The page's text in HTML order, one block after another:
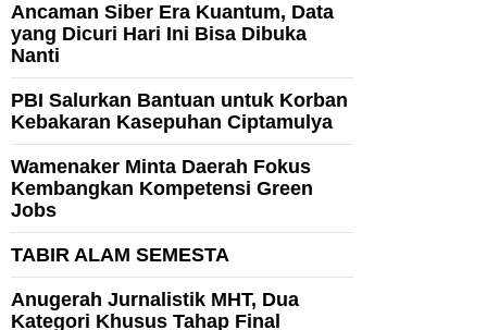
Ancaman Siber Era Kuantum, Data
yang Dicuri Hari Ini Bisa Dibuka
Nanti
PBI Salurkan Bantuan untuk Korban
Kebakaran Kasepuhan Ciptamulya
Wamenaker Minta Daerah Fokus
Kembangkan Kompetensi Green
Jobs
TABIR ALAM SEMESTA
Anugerah Jurnalistik MHT, Dua
Kategori Khusus Tahap Final